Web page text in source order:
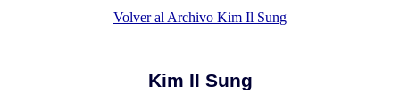
Volver al Archivo Kim Il Sung
Kim Il Sung